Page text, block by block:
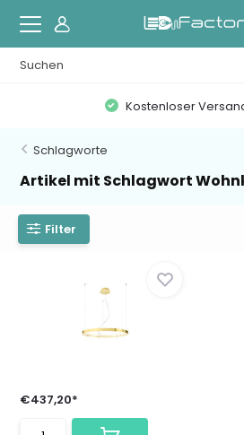
Kostenloser
Schlagworte
Artikel mit Schlagwort
Filter
€437,20*